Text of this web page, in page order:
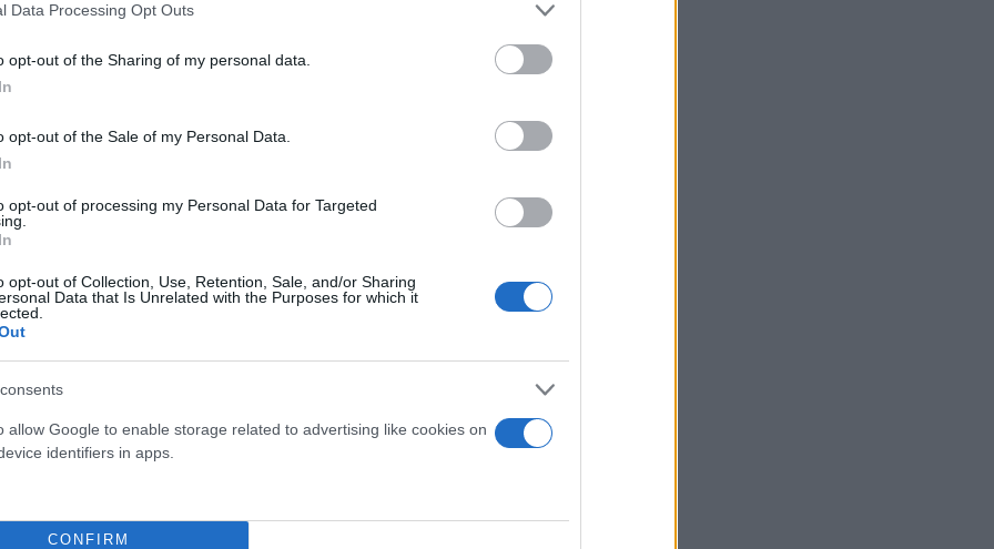
Data Processing Opt Outs
opt-out of the Sharing of my personal data.
opt-out of the Sale of my Personal Data.
opt-out of processing my Personal Data for Targeted
opt-out of Collection, Use, Retention, Sale, and/or Sharing
Data that Is Unrelated with the Purposes for which it
allow Google to enable storage related to advertising like cookies on
identifiers in apps.
CONFIRM